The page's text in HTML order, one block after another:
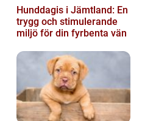
Hunddagis i Jämtland: En
trygg och stimulerande
miljö för din fyrbenta vän